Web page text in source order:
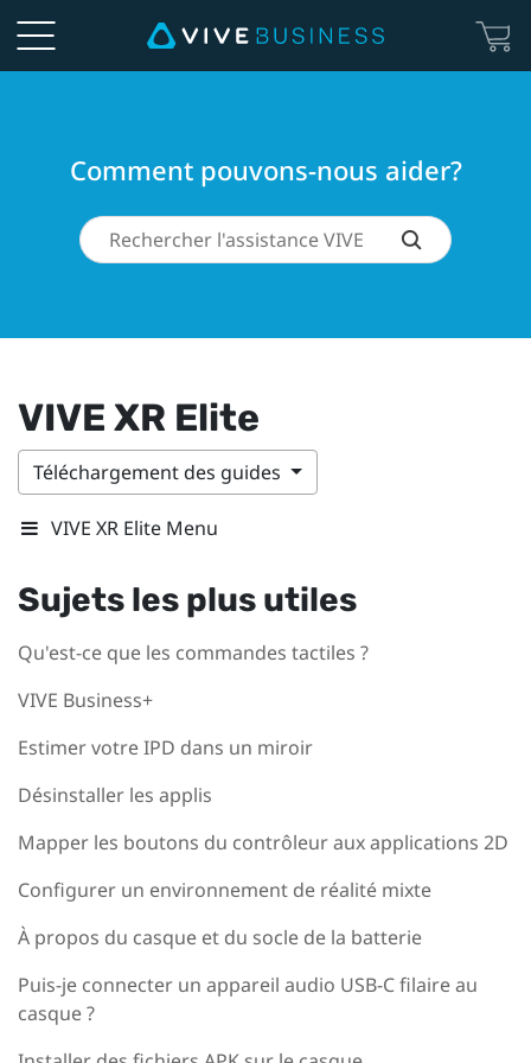
Comment pouvons-nous aider?
VIVE XR Elite
Téléchargement des guides
VIVE XR Elite Menu
Sujets les plus utiles
Qu'est-ce que les commandes tactiles ?
VIVE Business+
Estimer votre IPD dans un miroir
Désinstaller les applis
Mapper les boutons du contrôleur aux applications 2D
Configurer un environnement de réalité mixte
À propos du casque et du socle de la batterie
Puis-je connecter un appareil audio USB-C filaire au
casque ?